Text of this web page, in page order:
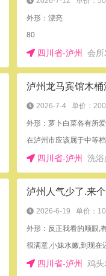
外形：漂亮
80
四川省-泸州 会所
泸州龙马宾馆木桶
2026-7-4单价：200
外形：萝卜白菜各有所爱
在泸州市应该属于中等
四川省-泸州 洗浴
泸州人气少了.来
2026-6-19 单价：
外形：反正我看的顺眼,
四川省-泸州 鸡头